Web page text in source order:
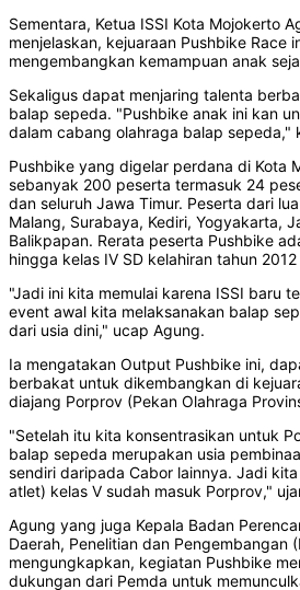
Sementara, Ketua ISSI Kota Mojokerto
menjelaskan, kejuaraan Pushbike Race
mengembangkan kemampuan anak
Sekaligus dapat menjaring talenta
balap sepeda. "Pushbike anak ini kan
dalam cabang olahraga balap sepeda,"
Pushbike yang digelar perdana di Kota
sebanyak 200 peserta termasuk 24
dan seluruh Jawa Timur. Peserta dari
Malang, Surabaya, Kediri, Yogyakarta,
Balikpapan. Rerata peserta Pushbike
hingga kelas IV SD kelahiran tahun
"Jadi ini kita memulai karena ISSI baru
event awal kita melaksanakan balap
dari usia dini," ucap Agung.
Ia mengatakan Output Pushbike ini,
berbakat untuk dikembangkan di
diajang Porprov (Pekan Olahraga
"Setelah itu kita konsentrasikan untuk
balap sepeda merupakan usia
sendiri daripada Cabor lainnya. Jadi
atlet) kelas V sudah masuk Porprov,"
Agung yang juga Kepala Badan
Daerah, Penelitian dan Pengembangan
mengungkapkan, kegiatan Pushbike
dukungan dari Pemda untuk